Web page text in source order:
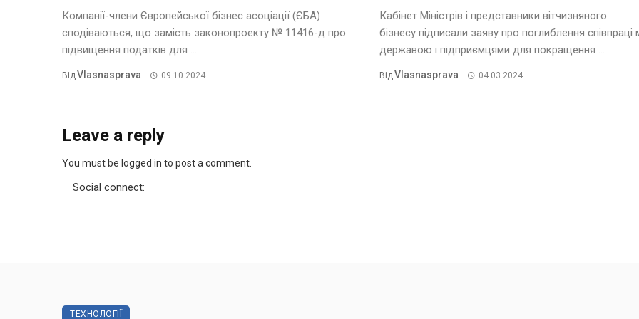
Компанії-члени Європейської бізнес асоціації (ЄБА)
сподіваються, що замість законопроекту № 11416-д про
підвищення податків для ...
ВідVlasnasprava 09.10.2024
Кабінет Міністрів і представники вітчизняного
бізнесу підписали заяву про поглиблення співпраці
державою і підприємцями для покращення ...
ВідVlasnasprava 04.03.2024
Leave a reply
You must be logged in to post a comment.
Social connect:
ТЕХНОЛОГІЇ